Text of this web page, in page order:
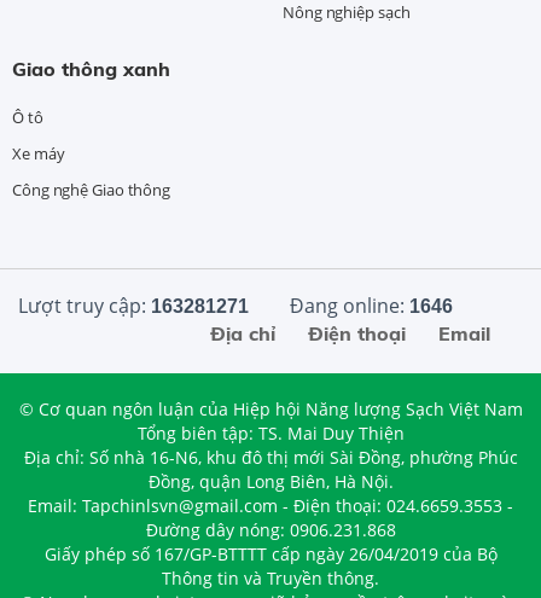
Nông nghiệp sạch
Giao thông xanh
Ô tô
Xe máy
Công nghệ Giao thông
Lượt truy cập: 163281271 Đang online: 1646
Email
Điện thoại
Địa chỉ
© Cơ quan ngôn luận của Hiệp hội Năng lượng Sạch Việt Nam
Tổng biên tập: TS. Mai Duy Thiện
Địa chỉ: Số nhà 16-N6, khu đô thị mới Sài Đồng, phường Phúc
Đồng, quận Long Biên, Hà Nội.
Email: Tapchinlsvn@gmail.com - Điện thoại: 024.6659.3553 -
Đường dây nóng: 0906.231.868
Giấy phép số 167/GP-BTTTT cấp ngày 26/04/2019 của Bộ
Thông tin và Truyền thông.